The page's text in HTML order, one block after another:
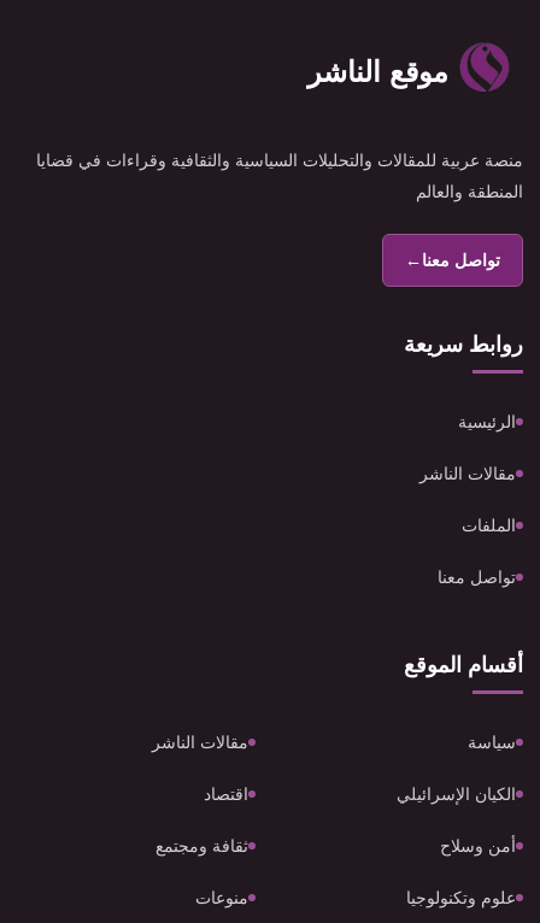
موقع الناشر
منصة عربية للمقالات والتحليلات السياسية والثقافية وقراءات في قضايا
المنطقة والعالم
تواصل معنا←
روابط سريعة
الرئيسية
مقالات الناشر
الملفات
تواصل معنا
أقسام الموقع
سياسة مقالات الناشر
الكيان الإسرائيلي اقتصاد
أمن وسلاح ثقافة ومجتمع
علوم وتكنولوجيا منوعات